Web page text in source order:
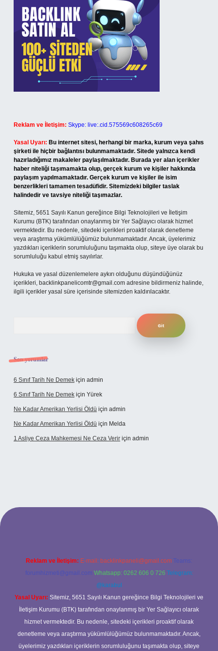
Reklam ve İletişim: Skype: live:.cid.575569c608265c69
Yasal Uyarı: Bu internet sitesi, herhangi bir marka, kurum veya şahıs
şirketi ile hiçbir bağlantısı bulunmamaktadır. Sitede yalnızca kendi
hazırladığımız makaleler paylaşılmaktadır. Burada yer alan içerikler
haber niteliği taşımamakta olup, gerçek kurum ve kişiler hakkında
paylaşım yapılmamaktadır. Gerçek kurum ve kişiler ile isim
benzerlikleri tamamen tesadüfidir. Sitemizdeki bilgiler taslak
halindedir ve tavsiye niteliği taşımazlar.
Sitemiz, 5651 Sayılı Kanun gereğince Bilgi Teknolojileri ve İletişim
Kurumu (BTK) tarafından onaylanmış bir Yer Sağlayıcı olarak hizmet
vermektedir. Bu nedenle, sitedeki içerikleri proaktif olarak denetleme
veya araştırma yükümlülüğümüz bulunmamaktadır. Ancak, üyelerimiz
yazdıkları içeriklerin sorumluluğunu taşımakta olup, siteye üye olarak bu
sorumluluğu kabul etmiş sayılırlar.
Hukuka ve yasal düzenlemelere aykırı olduğunu düşündüğünüz
içerikleri, backlinkpanelicomtr@gmail.com adresine bildirmeniz halinde,
ilgili içerikler yasal süre içerisinde sitemizden kaldırılacaktır.
Son yorumlar
6 Sınıf Tarih Ne Demek için admin
6 Sınıf Tarih Ne Demek için Yürek
Ne Kadar Amerikan Yerlisi Öldü için admin
Ne Kadar Amerikan Yerlisi Öldü için Melda
1 Asliye Ceza Mahkemesi Ne Ceza Verir için admin
Reklam ve İletişim: E-mail: backlinkpaneli@gmail.com Teams:
forumhizmeti@gmail.com Whatsapp: 0262 606 0 726 Telegram:
@karabul
Yasal Uyarı: Sitemiz, 5651 Sayılı Kanun gereğince Bilgi Teknolojileri ve
İletişim Kurumu (BTK) tarafından onaylanmış bir Yer Sağlayıcı olarak
hizmet vermektedir. Bu nedenle, sitedeki içerikleri proaktif olarak
denetleme veya araştırma yükümlülüğümüz bulunmamaktadır. Ancak,
üyelerimiz yazdıkları içeriklerin sorumluluğunu taşımakta olup, siteye